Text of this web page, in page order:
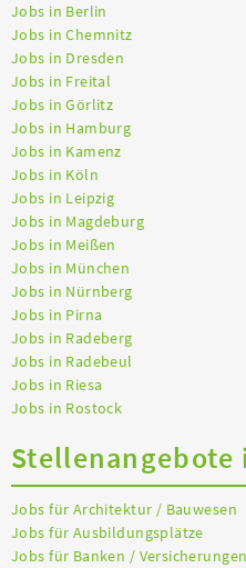
Jobs in Berlin
Jobs in Chemnitz
Jobs in Dresden
Jobs in Freital
Jobs in Görlitz
Jobs in Hamburg
Jobs in Kamenz
Jobs in Köln
Jobs in Leipzig
Jobs in Magdeburg
Jobs in Meißen
Jobs in München
Jobs in Nürnberg
Jobs in Pirna
Jobs in Radeberg
Jobs in Radebeul
Jobs in Riesa
Jobs in Rostock
Jobs für Architektur / Bauwesen
Jobs für Ausbildungsplätze
Jobs für Banken /